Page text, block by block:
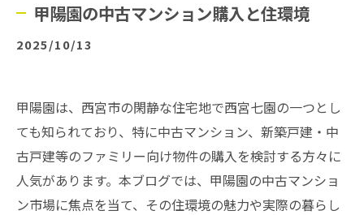
甲陽園の中古マンション購入と住環境
2025/10/13
甲陽園は、西宮市の閑静な住宅地で西宮七園の一つとし
ても知られており、特に中古マンション、新築戸建・中
古戸建等のファミリー向け物件の購入を検討する方々に
人気があります。本ブログでは、甲陽園の中古マンショ
ン市場に焦点を当て、その住環境の魅力や実際の暮らし